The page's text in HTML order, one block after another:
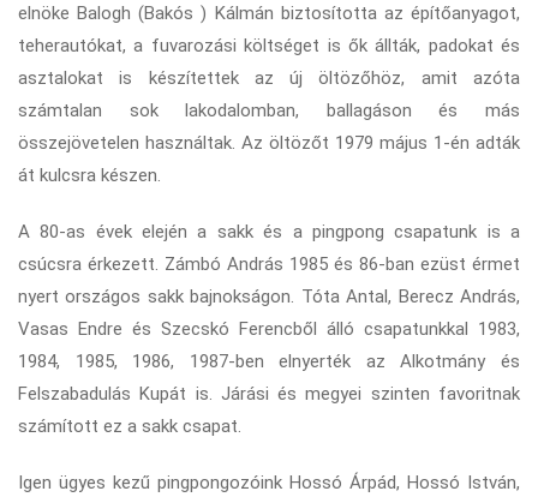
elnöke Balogh (Bakós ) Kálmán biztosította az építőanyagot,
teherautókat, a fuvarozási költséget is ők állták, padokat és
asztalokat is készítettek az új öltözőhöz, amit azóta
számtalan sok lakodalomban, ballagáson és más
összejövetelen használtak. Az öltözőt 1979 május 1-én adták
át kulcsra készen.
A 80-as évek elején a sakk és a pingpong csapatunk is a
csúcsra érkezett. Zámbó András 1985 és 86-ban ezüst érmet
nyert országos sakk bajnokságon. Tóta Antal, Berecz András,
Vasas Endre és Szecskó Ferencből álló csapatunkkal 1983,
1984, 1985, 1986, 1987-ben elnyerték az Alkotmány és
Felszabadulás Kupát is. Járási és megyei szinten favoritnak
számított ez a sakk csapat.
Igen ügyes kezű pingpongozóink Hossó Árpád, Hossó István,